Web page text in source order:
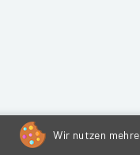
Wir nutzen